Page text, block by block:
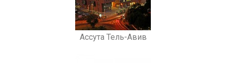
Ассута Тель-Авив